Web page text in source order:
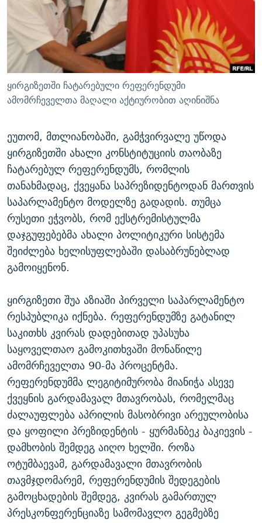
ᲛᲝᲚᲐᲞᲐᲠᲐᲙᲔ ᲢᲔᲥᲡᲢᲔᲑᲘ
ᲨᲘᲜ - ᲣᲪᲮᲝᲔᲗᲨᲘ
ᲚᲘᲢᲔᲠᲐᲢᲣᲠᲣᲚᲘ ᲬᲐᲮᲜᲐᲒᲔᲑᲘ
ᲐᲛᲔᲠᲘᲙᲣᲚᲘ ᲛᲝᲗᲮᲠᲝᲑᲐ
ᲘᲛᲞᲔᲠᲘᲐ ᲓᲐ ᲠᲐᲓᲘᲝ
ᲩᲔᲛᲘ ᲡᲘᲙᲕᲓᲘᲚᲘᲡ ᲛᲘᲖᲔᲖᲘᲐ COVID-19
11 ᲬᲔᲚᲘ - 11 ᲐᲛᲑᲐᲕᲘ
ᲡᲐᲞᲐᲠᲚᲐᲛᲔᲜᲢᲝ ᲐᲠᲩᲔᲕᲜᲔᲑᲘᲡ ᲘᲡᲢᲝᲠᲘᲐ
ᲑᲐᲕᲨᲕᲔᲑᲘ ᲞᲠᲝᲡᲢᲘᲢᲣᲪᲘᲐᲨᲘ - ᲐᲛᲝᲣᲗᲥᲛᲔᲚᲘ ᲐᲛᲑᲐᲕᲘ
5 ᲐᲛᲑᲐᲕᲘ - 20 ᲘᲕᲜᲘᲡᲡ ᲓᲐᲨᲐᲕᲔᲑᲣᲚᲔᲑᲘ
ПРИВЕТ ᲙᲣᲚᲢᲣᲠᲐ
ᲒᲐᲛᲝᲘᲬᲔᲠᲔ
რთე/რთ-ის ყველა საიტი
ყირგიზეთში ჩატარებული რეფერენდუმი
ამომრჩეველთა მაღალი აქტიურობით აღინიშნა
ეუთომ, მთლიანობაში, გამჭვირვალე უწოდა
ყირგიზეთში ახალი კონსტიტუციის თაობაზე
ჩატარებულ რეფერენდუმს, რომლის
თანახმადაც, ქვეყანა საპრეზიდენტოდან მართვის
საპარლამენტო მოდელზე გადადის. თუმცა
რუსეთი ეჭვობს, რომ ექსტრემისტულმა
დაჯგუფებებმა ახალი პოლიტიკური სისტემა
შეიძლება ხელისუფლებაში დასაბრუნებლად
გამოიყენონ.
ყირგიზეთი შუა აზიაში პირველი საპარლამენტო
რესპუბლიკა იქნება. რეფერენდუმზე გატანილ
საკითხს კვირას დადებითად უპასუხა
საყოველთაო გამოკითხვაში მონაწილე
ამომრჩეველთა 90-მა პროცენტმა.
რეფერენდუმმა ლეგიტიმურობა მიანიჭა ასევე
ქვეყნის გარდამავალ მთავრობას, რომელმაც
ძალაუფლება აპრილის მასობრივი არეულობისა
და ყოფილი პრეზიდენტის - ყურმანბეკ ბაკიევის -
დამხობის შემდეგ აიღო ხელში. როზა
ოტუმბაევამ, გარდამავალი მთავრობის
თავმჯდომარემ, რეფერენდუმის შედეგების
გამოცხადების შემდეგ, კვირას გამართულ
პრესკონფერენციაზე სამომავლო გეგმებზე